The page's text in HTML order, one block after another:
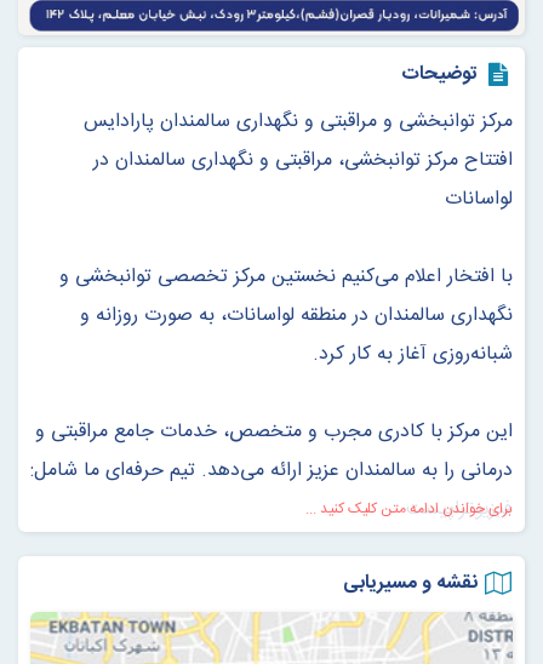
توضیحات
مرکز توانبخشی و مراقبتی و نگهداری سالمندان پارادایس
افتتاح مرکز توانبخشی، مراقبتی و نگهداری سالمندان در
لواسانات
با افتخار اعلام می‌کنیم نخستین مرکز تخصصی توانبخشی و
نگهداری سالمندان در منطقه لواسانات، به صورت روزانه و
شبانه‌روزی آغاز به کار کرد.
این مرکز با کادری مجرب و متخصص، خدمات جامع مراقبتی و
درمانی را به سالمندان عزیز ارائه می‌دهد. تیم حرفه‌ای ما شامل:
فیزیوتراپیست
کاردرمانگر
مددکار اجتماعی
روانشناس
برای خواندن ادامه متن کلیک کنید ...
نقشه و مسیریابی